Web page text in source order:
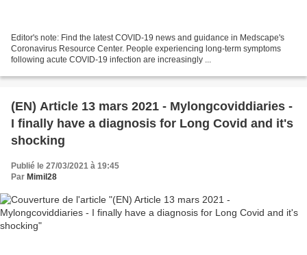
Editor's note: Find the latest COVID-19 news and guidance in Medscape's
Coronavirus Resource Center. People experiencing long-term symptoms
following acute COVID-19 infection are increasingly ...
(EN) Article 13 mars 2021 - Mylongcoviddiaries -
I finally have a diagnosis for Long Covid and it's
shocking
Publié le 27/03/2021 à 19:45
Par Mimil28